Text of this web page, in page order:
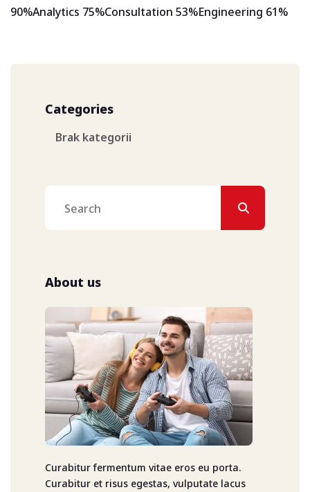
90%Analytics 75%Consultation 53%Engineering 61%
Categories
Brak kategorii
About us
Curabitur fermentum vitae eros eu porta.
Curabitur et risus egestas, vulputate lacus